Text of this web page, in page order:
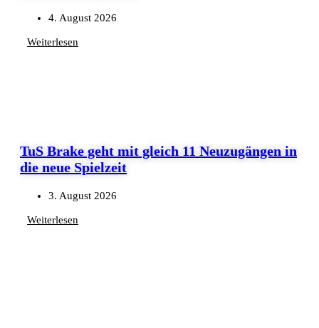
4. August 2026
Weiterlesen
TuS Brake geht mit gleich 11 Neuzugängen in
die neue Spielzeit
3. August 2026
Weiterlesen